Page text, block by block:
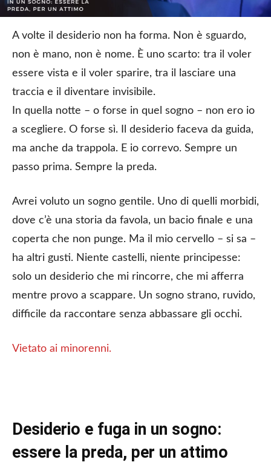
A volte il desiderio non ha forma. Non è sguardo,
non è mano, non è nome. È uno scarto: tra il voler
essere vista e il voler sparire, tra il lasciare una
traccia e il diventare invisibile.
In quella notte – o forse in quel sogno – non ero io
a scegliere. O forse sì. Il desiderio faceva da guida,
ma anche da trappola. E io correvo. Sempre un
passo prima. Sempre la preda.
Avrei voluto un sogno gentile. Uno di quelli morbidi,
dove c’è una storia da favola, un bacio finale e una
coperta che non punge. Ma il mio cervello – si sa –
ha altri gusti. Niente castelli, niente principesse:
solo un desiderio che mi rincorre, che mi afferra
mentre provo a scappare. Un sogno strano, ruvido,
difficile da raccontare senza abbassare gli occhi.
Vietato ai minorenni.
Desiderio e fuga in un sogno:
essere la preda, per un attimo